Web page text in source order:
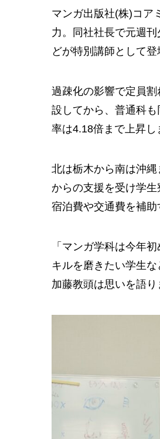
マンガ出版社(株)コア
力。同社社長で元週
どが特別講師として登
過疎化の影響で定員
設してから、普通科
率は4.18倍まで上昇し
北は栃木から南は沖
からの支援を受け学
宿泊費や交通費を補助
「マンガ学科は今年
キルを磨きたい学生
加藤教頭は思いを語り